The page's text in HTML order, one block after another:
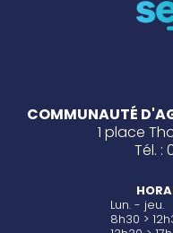
COMMUNAUTÉ
1 place
Tél. :
Lun. - jeu.
8h30 >